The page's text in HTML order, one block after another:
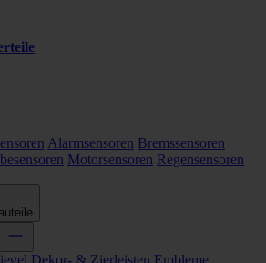
Alarmsensoren Bremssensoren
Motorsensoren Regensensoren
Dekor- & Zierleisten Embleme